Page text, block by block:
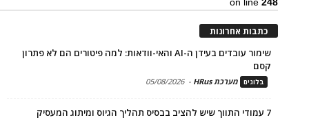
כתבות אחרונות
שימור עובדים בעידן ה-AI והאי-וודאות: למה פיטורים הם לא פתרון
קסם
בלוגים מערכת HRus -
05/08/2026
7 עמודי התווך שיש להציב בבסיס תהליך הגיוס ומיתוג המעסיק